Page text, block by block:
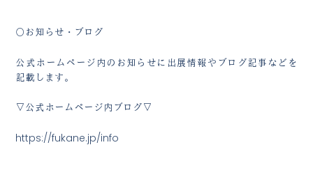
○お知らせ・ブログ
公式ホームページ内のお知らせに出展情報やブログ記事などを
記載します。
▽公式ホームページ内ブログ▽
https://fukane.jp/info